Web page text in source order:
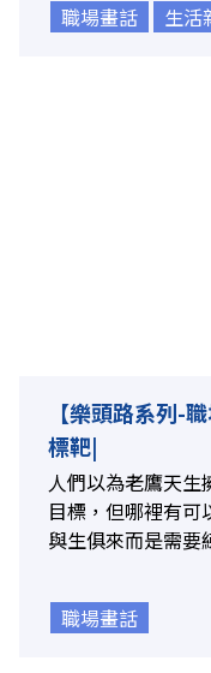
職場畫話 生活
【樂頭路系列-
標靶|
人們以為老鷹天
目標，但哪裡有
與生俱來而是需要
職場畫話